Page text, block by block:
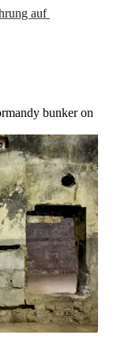
auf
bunker on